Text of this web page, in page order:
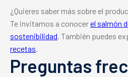
¿Quieres saber más sobre el
Te invitamos a conocerel salmón
sostenibilidad . También puedes
recetas
Preguntas